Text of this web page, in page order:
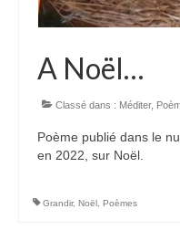
A Noël…
Classé dans : Méditer,
Poème publié dans le
en 2022, sur Noël.
Grandir, Noël Poèmes